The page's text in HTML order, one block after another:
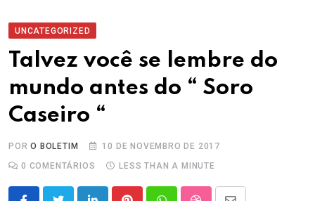
UNCATEGORIZED
Talvez você se lembre do
mundo antes do “ Soro
Caseiro “
PORO BOLETIM
10 DE NOVEMBRO DE 2017
0 COMENTÁRIOS LESS THAN A MINUTE